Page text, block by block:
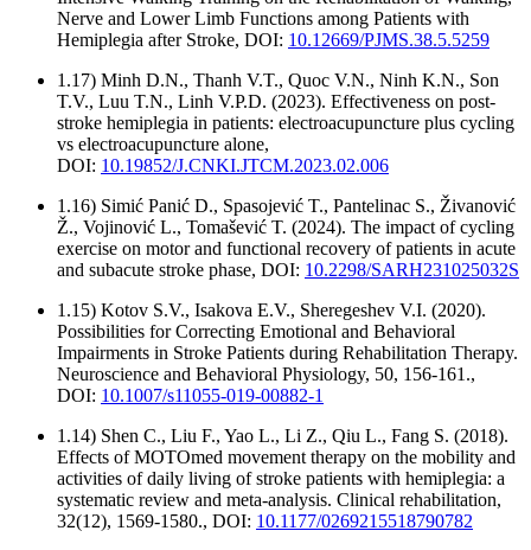
Nerve and Lower Limb Functions among Patients with
Hemiplegia after Stroke, DOI: 10.12669/PJMS.38.5.5259
1.17) Minh D.N., Thanh V.T., Quoc V.N., Ninh K.N., Son
T.V., Luu T.N., Linh V.P.D. (2023). Effectiveness on post-
stroke hemiplegia in patients: electroacupuncture plus cycling
vs electroacupuncture alone,
DOI: 10.19852/J.CNKI.JTCM.2023.02.006
1.16) Simić Panić D., Spasojević T., Pantelinac S., Živanović
Ž., Vojinović L., Tomašević T. (2024). The impact of cycling
exercise on motor and functional recovery of patients in acute
and subacute stroke phase, DOI: 10.2298/SARH231025032S
1.15) Kotov S.V., Isakova E.V., Sheregeshev V.I. (2020).
Possibilities for Correcting Emotional and Behavioral
Impairments in Stroke Patients during Rehabilitation Therapy.
Neuroscience and Behavioral Physiology, 50, 156-161.,
DOI: 10.1007/s11055-019-00882-1
1.14) Shen C., Liu F., Yao L., Li Z., Qiu L., Fang S. (2018).
Effects of MOTOmed movement therapy on the mobility and
activities of daily living of stroke patients with hemiplegia: a
systematic review and meta-analysis. Clinical rehabilitation,
32(12), 1569-1580., DOI: 10.1177/0269215518790782